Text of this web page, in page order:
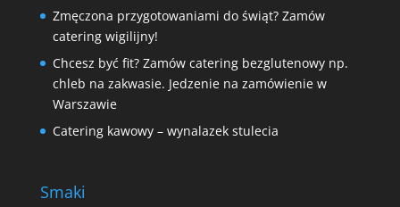
Zmęczona przygotowaniami do świąt? Zamów
catering wigilijny!
Chcesz być fit? Zamów catering bezglutenowy np.
chleb na zakwasie. Jedzenie na zamówienie w
Warszawie
Catering kawowy – wynalazek stulecia
Smaki